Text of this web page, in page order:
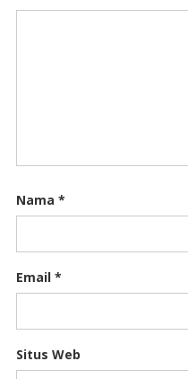
Nama *
Email *
Situs Web